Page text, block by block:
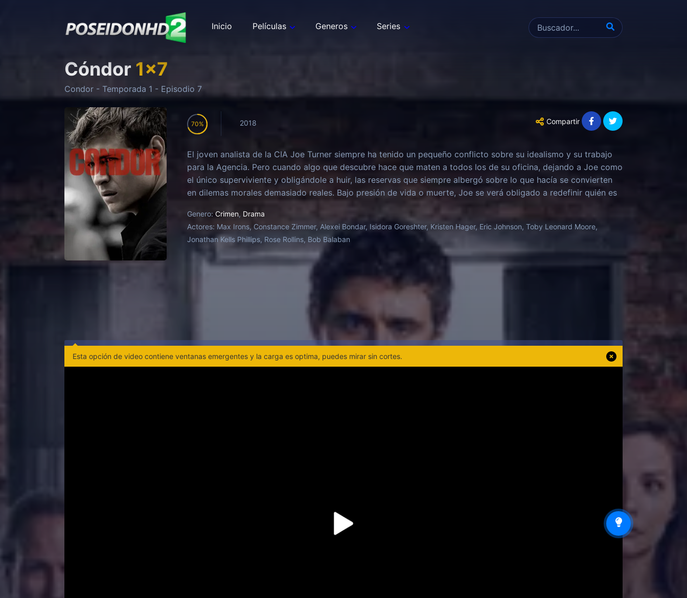
Inicio Películas Generos Series
Cóndor 1x7
Condor - Temporada 1 - Episodio 7
70 2018 Compartir
El joven analista de la CIA Joe Turner siempre ha tenido un pequeño conflicto sobre su idealismo y su trabajo
para la Agencia. Pero cuando algo que descubre hace que maten a todos los de su oficina, dejando a Joe como
el único superviviente y obligándole a huir, las reservas que siempre albergó sobre lo que hacía se convierten
en dilemas morales demasiado reales. Bajo presión de vida o muerte, Joe se verá obligado a redefinir quién es
y de lo que es capaz para descubrir quién está detrás de esta conspiración de largo alcance, y evitar que
complete su objetivo mortal que amenaza la vida de millones de personas... Serie basada en la película de
Sydney Pollack "Three Days of the Condor" (1975).
Genero: Crimen, Drama
Actores: Max Irons, Constance Zimmer, Alexei Bondar, Isidora Goreshter, Kristen Hager, Eric Johnson, Toby Leonard Moore,
Jonathan Kells Phillips, Rose Rollins, Bob Balaban
Esta opción de video contiene ventanas emergentes y la carga es optima, puedes mirar sin cortes.